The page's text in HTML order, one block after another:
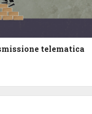
telematica